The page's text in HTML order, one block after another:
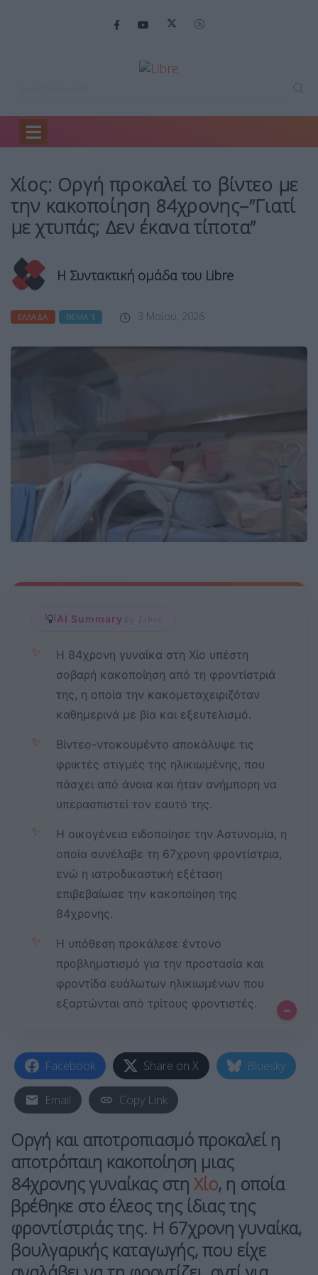
Home
Χίος: Οργή προκαλεί το βίντεο με
την κακοποίηση 84χρονης–”Γιατί
με χτυπάς; Δεν έκανα τίποτα”
Η Συντακτική ομάδα του Libre
ΕΛΛΆΔΑ ΘΈΜΑ 1 3 Μαΐου, 2026
💡AI Summary by Libre
✨
Η 84χρονη γυναίκα στη Χίο υπέστη
σοβαρή κακοποίηση από τη φροντίστριά
της, η οποία την κακομεταχειριζόταν
καθημερινά με βία και εξευτελισμό.
✨
Βίντεο-ντοκουμέντο αποκάλυψε τις
φρικτές στιγμές της ηλικιωμένης, που
πάσχει από άνοια και ήταν ανήμπορη να
υπερασπιστεί τον εαυτό της.
✨
Η οικογένεια ειδοποίησε την Αστυνομία, η
οποία συνέλαβε τη 67χρονη φροντίστρια,
ενώ η ιατροδικαστική εξέταση
επιβεβαίωσε την κακοποίηση της
84χρονης.
✨
Η υπόθεση προκάλεσε έντονο
προβληματισμό για την προστασία και
φροντίδα ευάλωτων ηλικιωμένων που
εξαρτώνται από τρίτους φροντιστές.
–
Facebook Share on X Bluesky
Email Copy Link
Οργή και αποτροπιασμό προκαλεί η
αποτρόπαιη κακοποίηση μιας
84χρονης γυναίκας στη Χίο, η οποία
βρέθηκε στο έλεος της ίδιας της
φροντίστριάς της. Η 67χρονη γυναίκα,
βουλγαρικής καταγωγής, που είχε